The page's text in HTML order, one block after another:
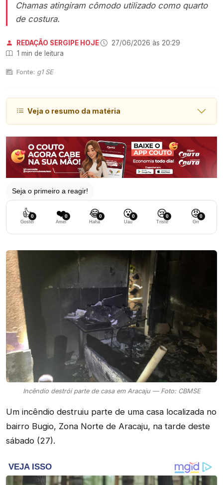
Chamas atingiram cômodo utilizado como quarto
de costura.
REDAÇÃO SERGIPE HOJE· 27/06/2026 às 20:29·
1 min de leitura
Fonte: g1 SE
Veja o resumo da matéria
Seja o primeiro a reagir!
👍0
Gostei
❤️0
Amei
😂0
Haha
😮0
Uau
😢0
Triste
😡0
Grr
Incêndio destrói parte de casa em Aracaju — Foto: CBMSE
Um incêndio destruiu parte de uma casa localizada no
bairro Bugio, Zona Norte de Aracaju, na tarde deste
sábado (27).